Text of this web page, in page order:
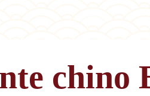
chino